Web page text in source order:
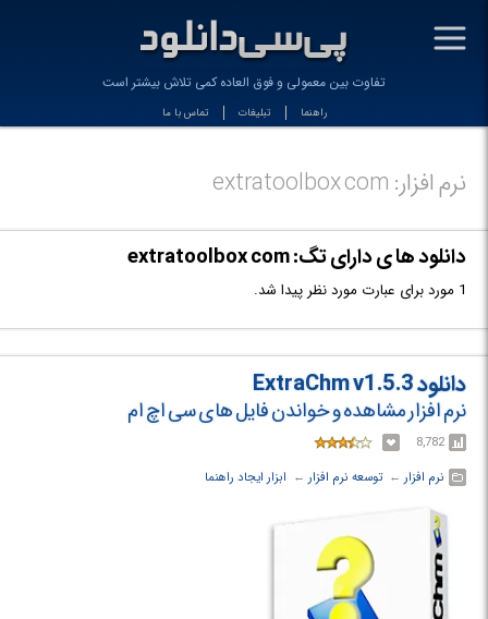
-
تفاوت بین معمولی و فوق العاده کمی تلاش بیشتر است
راهنما تبلیغات تماس با ما
نرم افزار: extratoolbox com
دانلود ها ی دارای تگ: extratoolbox com
1 مورد برای عبارت مورد نظر پیدا شد.
دانلود ExtraChm v1.5.3
نرم افزار مشاهده و خواندن فایل های سی اچ ام
8,782
نرم افزار ← ‏توسعه نرم افزار ← ‏ ابزار ایجاد راهنما